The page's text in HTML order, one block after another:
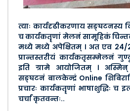
त्याः कार्यदृढीकरणाय सङ्घटनस्य
च कार्यकतॄणां मेलनं सामूहिकं
मध्ये मध्ये अपेक्षितम् । अत एव 24/
प्रान्तस्तरीयं कार्यकतृसम्मेलनं
इति ग्रामे आयोजितम् । अस्मिन्
सङ्घटनं बालकेन्द्रं Online
प्रचारः कार्यकतॄणां भाषाशुद्धिः च
चर्चां कृतवन्तः..